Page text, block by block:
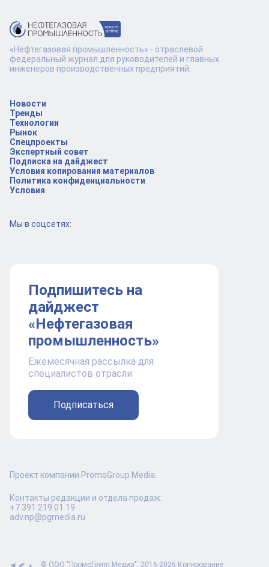
Новости
Тренды
Технологии
Рынок
Спецпроекты
Экспертный совет
Подписка на дайджест
Условия копирования материалов
Политика конфиденциальности
Условия
Мы в соцсетях:
Подпишитесь на
дайджест
«Нефтегазовая
промышленность»
Ежемесячная рассылка для
специалистов отрасли
Подписаться
«Нефтегазовая промышленность» - отраслевой
федеральный журнал для руководителей и главных
инженеров производственных предприятий.
Проект компании PromoGroup Media.
Контакты редакции и отдела продаж:
+7 391 219 01 19
adv.np@pgmedia.ru
© ООО "ПромоГрупп Медиа", 2016-2026 Копирование